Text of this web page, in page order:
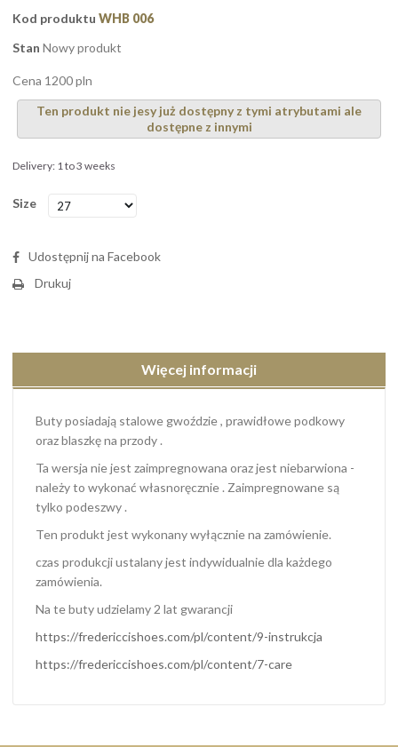
Kod produktu WHB 006
Stan Nowy produkt
Cena 1200 pln
Ten produkt nie jesy już dostępny z tymi atrybutami ale
dostępne z innymi
Delivery: 1 to 3 weeks
Size
Udostępnij na Facebook
Drukuj
Więcej informacji
Buty posiadają stalowe gwoździe , prawidłowe podkowy
oraz blaszkę na przody .
Ta wersja nie jest zaimpregnowana oraz jest niebarwiona -
należy to wykonać własnoręcznie . Zaimpregnowane są
tylko podeszwy .
Ten produkt jest wykonany wyłącznie na zamówienie.
czas produkcji ustalany jest indywidualnie dla każdego
zamówienia.
Na te buty udzielamy 2 lat gwarancji
https://fredericcishoes.com/pl/content/9-instrukcja
https://fredericcishoes.com/pl/content/7-care